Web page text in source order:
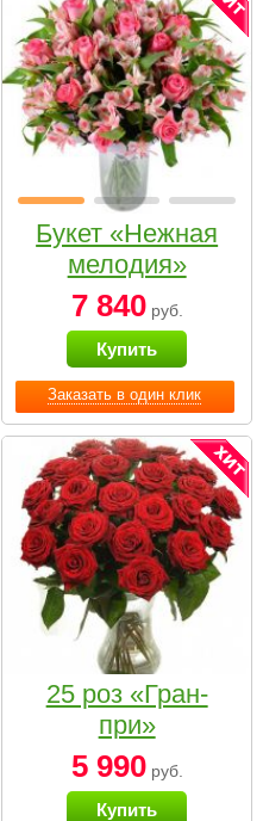
Заказать в один клик
Букет «Нежная
мелодия»
7 840руб.
Купить
25 роз «Гран-
при»
5 990руб.
Купить